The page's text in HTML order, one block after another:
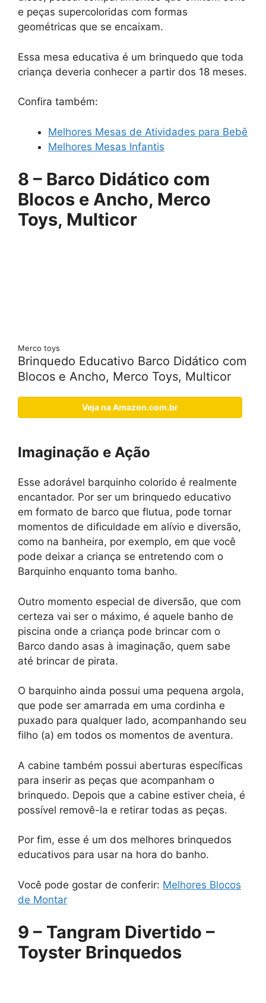
e peças supercoloridas com formas
geométricas que se encaixam.
Essa mesa educativa é um brinquedo que toda
criança deveria conhecer a partir dos 18 meses.
Confira também:
Melhores Mesas de Atividades para Bebê
Melhores Mesas Infantis
8 – Barco Didático com
Blocos e Ancho, Merco
Toys, Multicor
Merco toys
Brinquedo Educativo Barco Didático com
Blocos e Ancho, Merco Toys, Multicor
Veja na Amazon.com.br
Imaginação e Ação
Esse adorável barquinho colorido é realmente
encantador. Por ser um brinquedo educativo
em formato de barco que flutua, pode tornar
momentos de dificuldade em alívio e diversão,
como na banheira, por exemplo, em que você
pode deixar a criança se entretendo com o
Barquinho enquanto toma banho.
Outro momento especial de diversão, que com
certeza vai ser o máximo, é aquele banho de
piscina onde a criança pode brincar com o
Barco dando asas à imaginação, quem sabe
até brincar de pirata.
O barquinho ainda possui uma pequena argola,
que pode ser amarrada em uma cordinha e
puxado para qualquer lado, acompanhando seu
filho (a) em todos os momentos de aventura.
A cabine também possui aberturas específicas
para inserir as peças que acompanham o
brinquedo. Depois que a cabine estiver cheia, é
possível removê-la e retirar todas as peças.
Por fim, esse é um dos melhores brinquedos
educativos para usar na hora do banho.
Você pode gostar de conferir: Melhores Blocos
de Montar
9 – Tangram Divertido –
Toyster Brinquedos